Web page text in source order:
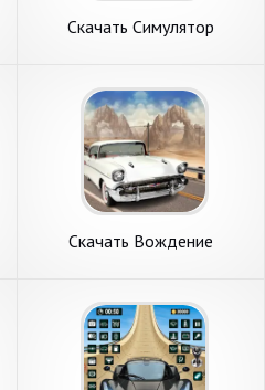
Скачать Симулятор
монеты] APK на Андроид
Скачать Вождение